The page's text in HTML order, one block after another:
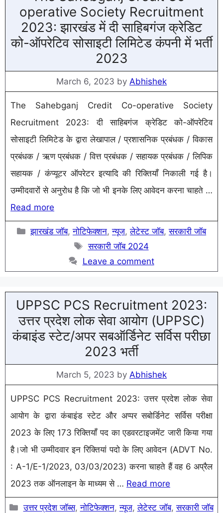
operative Society Recruitment
2023: झारखंड में दी साहिबगंज क्रेडिट
को-ऑपरेटिव सोसाइटी लिमिटेड कंपनी में भर्ती
2023
March 6, 2023 by Abhishek
The Sahebganj Credit Co-operative Society
Recruitment 2023: दी साहिबगंज क्रेडिट को-ऑपरेटिव
सोसाइटी लिमिटेड के द्वारा लेखापाल / प्रशासनिक प्रबंधक / विकास
प्रबंधक / ऋण प्रबंधक / वित्त प्रबंधक / सहायक प्रबंधक / लिपिक
सहायक / कंप्यूटर ऑपरेटर इत्यादि की रिक्तियाँ निकाली गई है।
उम्मीदवारों से अनुरोध है कि जो भी इनके लिए आवेदन करना चाहते …
Read more
Categories
झारखंड जॉब,नोटिफेक्शन,न्यूज,लेटेस्ट जॉब,सरकारी जॉब
Tags
सरकारी जॉब 2024
Leave a comment
UPPSC PCS Recruitment 2023:
उत्तर प्रदेश लोक सेवा आयोग (UPPSC)
कंबाइंड स्टेट/अपर सबऑर्डिनेट सर्विस परीछा
2023 भर्ती
March 5, 2023 by Abhishek
UPPSC PCS Recruitment 2023: उत्तर प्रदेश लोक सेवा
आयोग के द्वारा कंबाइंड स्टेट और अप्पर सबोर्डिनेट सर्विस परीक्षा
2023 के लिए 173 रिक्तियाँ पद का एडवरटाइजमेंट जारी किया गया
है।जो भी उम्मीदवार इन रिक्तियां पदो के लिए आवेदन (ADVT No.
: A-1/E-1/2023, 03/03/2023) करना चाहते हैं वह 6 अप्रैल
2023 तक ऑनलाइन के माध्यम से … Read more
Categories
उत्तर प्रदेश जॉब्स,नोटिफेक्शन,न्यूज,लेटेस्ट जॉब,सरकारी जॉब